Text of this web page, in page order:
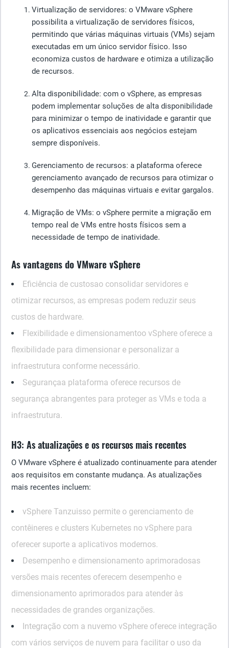
Virtualização de servidores: o VMware vSphere
possibilita a virtualização de servidores físicos,
permitindo que várias máquinas virtuais (VMs) sejam
executadas em um único servidor físico. Isso
economiza custos de hardware e otimiza a utilização
de recursos.
Alta disponibilidade: com o vSphere, as empresas
podem implementar soluções de alta disponibilidade
para minimizar o tempo de inatividade e garantir que
os aplicativos essenciais aos negócios estejam
sempre disponíveis.
Gerenciamento de recursos: a plataforma oferece
gerenciamento avançado de recursos para otimizar o
desempenho das máquinas virtuais e evitar gargalos.
Migração de VMs: o vSphere permite a migração em
tempo real de VMs entre hosts físicos sem a
necessidade de tempo de inatividade.
As vantagens do VMware vSphere
Eficiência de custosao consolidar servidores e
otimizar recursos, as empresas podem reduzir seus
custos de hardware.
Flexibilidade e dimensionamentoo vSphere oferece a
flexibilidade para dimensionar e personalizar a
infraestrutura conforme necessário.
Segurançaa plataforma oferece recursos de
segurança abrangentes para proteger as VMs e toda a
infraestrutura.
H3: As atualizações e os recursos mais recentes
O VMware vSphere é atualizado continuamente para atender
aos requisitos em constante mudança. As atualizações
mais recentes incluem:
vSphere Tanzuisso permite o gerenciamento de
contêineres e clusters Kubernetes no vSphere para
oferecer suporte a aplicativos modernos.
Desempenho e dimensionamento aprimoradosas
versões mais recentes oferecem desempenho e
dimensionamento aprimorados para atender às
necessidades de grandes organizações.
Integração com a nuvemo vSphere oferece integração
com vários serviços de nuvem para facilitar o uso da